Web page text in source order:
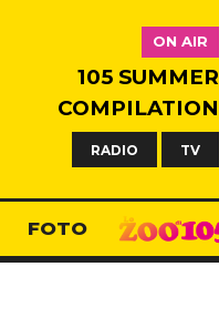
ON AIR
105 SUMMER
COMPILATION
RADIO TV
FOTO